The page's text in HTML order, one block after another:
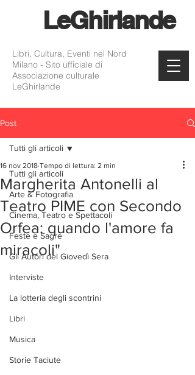
LeGhirlande
Libri, Cultura, Eventi nel Nord
Milano - Sito ufficiale di
Associazione culturale
LeGhirlande
Post
Tutti gli articoli
Arte & Fotografia
Cinema, Teatro e Spettacoli
Feste e Sagre
Gli Autori del Giovedì Sera
Interviste
La lotteria degli scontrini
Libri
Musica
Storie Taciute
Tutti gli articoli
Margherita Antonelli al
Teatro PIME con Secondo
Orfea: quando l'amore fa
miracoli"
16 nov 2018 Tempo di lettura: 2 min